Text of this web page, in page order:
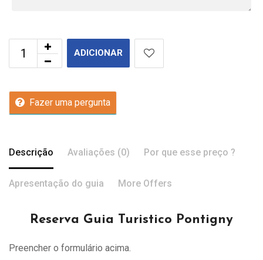
ADICIONAR
Fazer uma pergunta
Descrição Avaliações (0) Por que esse preço ?
Apresentação do guia More Offers
Reserva Guia Turistico Pontigny
Preencher o formulário acima.